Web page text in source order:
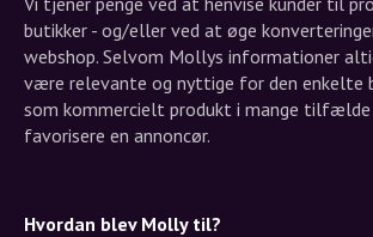
butikker - og/eller ved at øge
webshop. Selvom Mollys informationer
være relevante og nyttige for den enkelte
som kommercielt produkt i mange tilfælde
favorisere en annoncør.
Hvordan blev Molly til?